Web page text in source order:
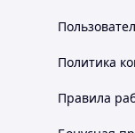
Политика
Правила